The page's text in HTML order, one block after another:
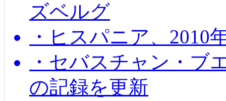
ズベルグ
・ヒスパニア、2010
・セバスチャン・ブ
の記録を更新